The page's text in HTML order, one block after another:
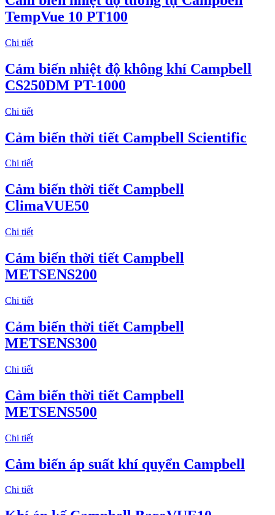
TempVue 10 PT100
Chi tiết
Cảm biến nhiệt độ không khí Campbell
CS250DM PT-1000
Chi tiết
Cảm biến thời tiết Campbell Scientific
Chi tiết
Cảm biến thời tiết Campbell
ClimaVUE50
Chi tiết
Cảm biến thời tiết Campbell
METSENS200
Chi tiết
Cảm biến thời tiết Campbell
METSENS300
Chi tiết
Cảm biến thời tiết Campbell
METSENS500
Chi tiết
Cảm biến áp suất khí quyển Campbell
Chi tiết